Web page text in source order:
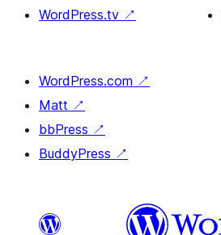
WordPress.tv ↗
WordPress.com ↗
Matt ↗
bbPress ↗
BuddyPress ↗